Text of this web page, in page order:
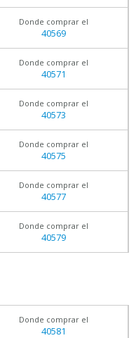
Donde comprar el
40569
Donde comprar el
40571
Donde comprar el
40573
Donde comprar el
40575
Donde comprar el
40577
Donde comprar el
40579
Donde comprar el
40581